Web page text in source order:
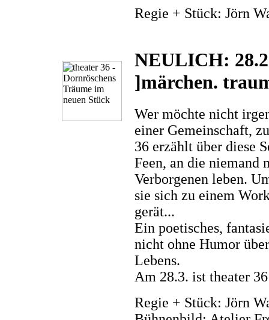
Regie + Stück: Jörn
NEULICH:
]märchen.
Wer möchte nicht
einer Gemeinschaft,
36 erzählt über diese
Feen, an die niemand
Verborgenen leben.
sie sich zu einem
gerät...
Ein poetisches,
nicht ohne Humor
Lebens.
Am 28.3. ist theater
Regie + Stück: Jörn